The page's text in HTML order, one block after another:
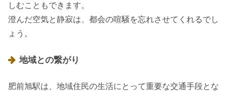
しむこともできます。
澄んだ空気と静寂は、都会の喧騒を忘れさせてくれるでし
ょう。
地域との繋がり
肥前旭駅は、地域住民の生活にとって重要な交通手段とな